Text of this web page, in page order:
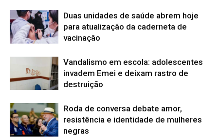
Duas unidades de saúde abrem hoje
para atualização da caderneta de
vacinação
Vandalismo em escola: adolescentes
invadem Emei e deixam rastro de
destruição
Roda de conversa debate amor,
resistência e identidade de mulheres
negras